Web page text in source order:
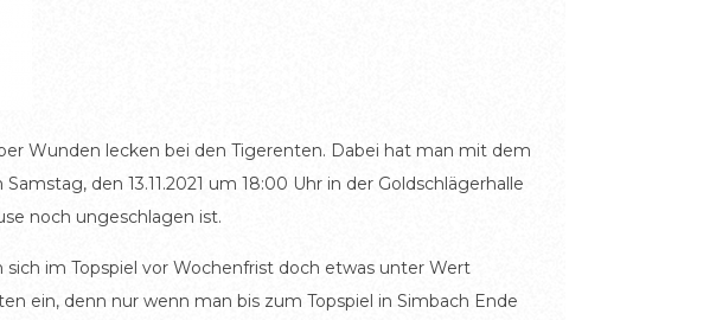
Wunden lecken bei den Tigerenten. Dabei hat man mit dem
den 13.11.2021 um 18:00 Uhr in der Goldschlägerhalle
noch ungeschlagen ist.
im Topspiel vor Wochenfrist doch etwas unter Wert
ein, denn nur wenn man bis zum Topspiel in Simbach Ende